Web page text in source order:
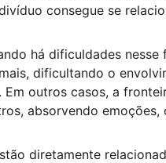
consegue se
há dificuldades
dificultando o
Em outros casos, a
absorvendo
diretamente